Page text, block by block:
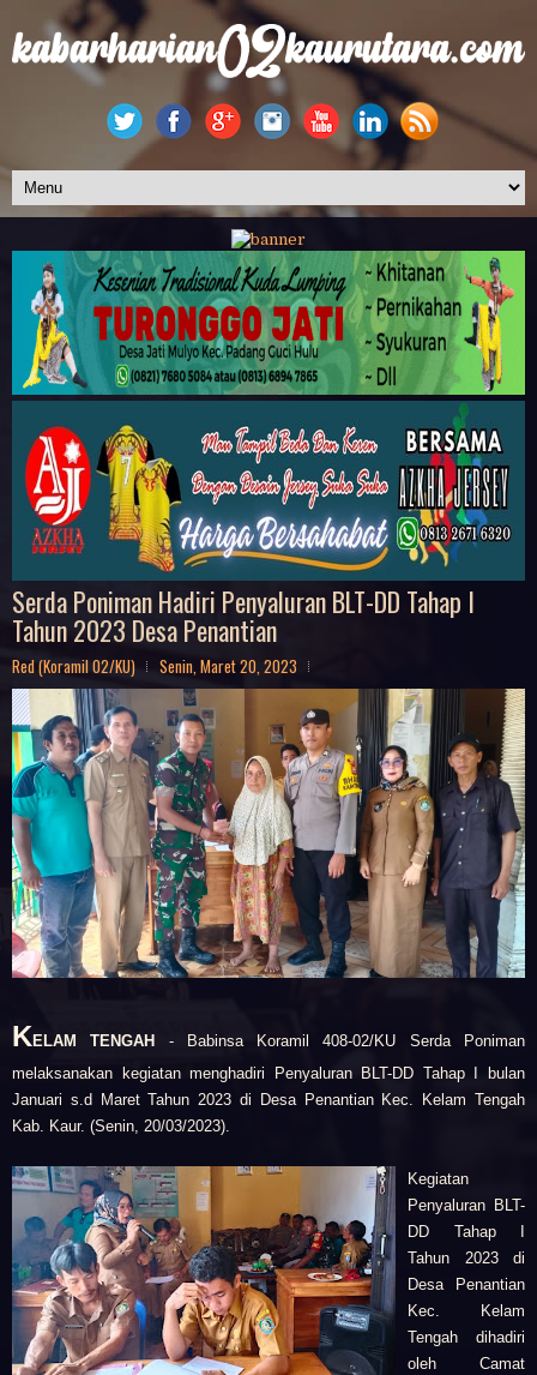
Serda Poniman Hadiri Penyaluran BLT-DD Tahap I
Tahun 2023 Desa Penantian
Red (Koramil 02/KU) Senin, Maret 20, 2023
KELAM TENGAH
- Babinsa Koramil 408-02/KU Serda Poniman
melaksanakan kegiatan menghadiri Penyaluran BLT-DD Tahap I bulan
Januari s.d Maret Tahun 2023 di Desa Penantian Kec. Kelam Tengah
Kab. Kaur. (Senin, 20/03/2023).
Kegiatan
Penyaluran BLT-
DD Tahap I
Tahun 2023 di
Desa Penantian
Kec. Kelam
Tengah dihadiri
oleh Camat